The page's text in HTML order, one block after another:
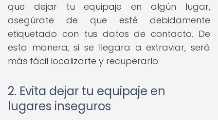
que dejar tu equipaje en algún lugar,
asegúrate de que esté debidamente
etiquetado con tus datos de contacto. De
esta manera, si se llegara a extraviar, será
más fácil localizarte y recuperarlo.
2. Evita dejar tu equipaje en
lugares inseguros